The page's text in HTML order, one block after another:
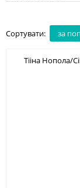
Сортувати: за
Тііна Нопола/